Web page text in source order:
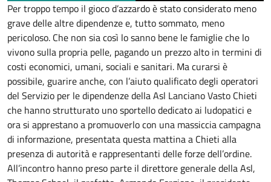
Per troppo tempo il gioco d’azzardo è stato considerato meno
grave delle altre dipendenze e, tutto sommato, meno
pericoloso. Che non sia così lo sanno bene le famiglie che lo
vivono sulla propria pelle, pagando un prezzo alto in termini di
costi economici, umani, sociali e sanitari. Ma curarsi è
possibile, guarire anche, con l’aiuto qualificato degli operatori
del Servizio per le dipendenze della Asl Lanciano Vasto Chieti
che hanno strutturato uno sportello dedicato ai ludopatici e
ora si apprestano a promuoverlo con una massiccia campagna
di informazione, presentata questa mattina a Chieti alla
presenza di autorità e rappresentanti delle forze dell’ordine.
All’incontro hanno preso parte il direttore generale della Asl,